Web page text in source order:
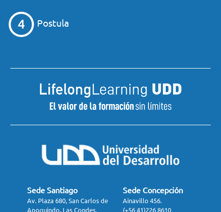
Postula
Sede Santiago
Av. Plaza 680, San Carlos de
Apoquindo, Las Condes.
Sede Concepción
Ainavillo 456.
(+56 41)226 8610